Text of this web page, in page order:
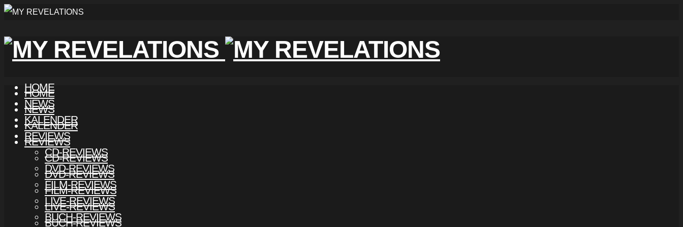
HOME
NEWS
KALENDER
REVIEWS
CD-REVIEWS
DVD-REVIEWS
FILM-REVIEWS
LIVE-REVIEWS
BUCH-REVIEWS
HOME
NEWS
KALENDER
REVIEWS
CD-REVIEWS
DVD-REVIEWS
FILM-REVIEWS
LIVE-REVIEWS
BUCH-REVIEWS